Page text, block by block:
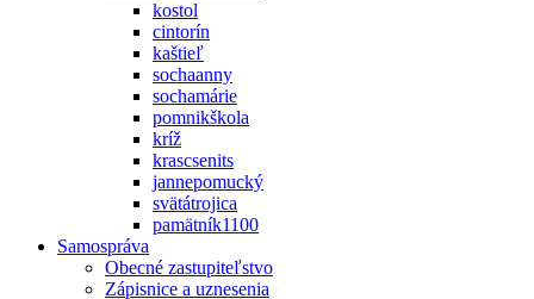
kostol
cintorín
kaštieľ
sochaanny
sochamárie
pomnikškola
kríž
krascsenits
jannepomucký
svätátrojica
pamätník1100
Samospráva
Obecné zastupiteľstvo
Zápisnice a uznesenia